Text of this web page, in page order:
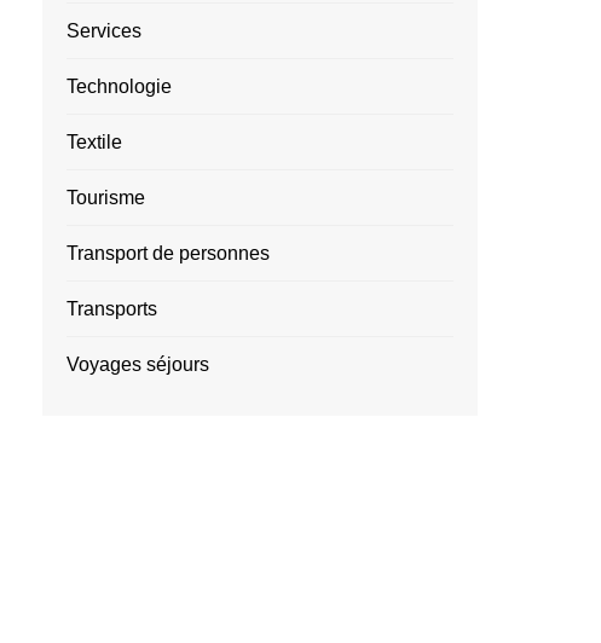
Services
Technologie
Textile
Tourisme
Transport de personnes
Transports
Voyages séjours